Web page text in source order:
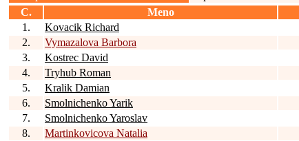
C.
Meno
1.
Kovacik Richard
2.
Vymazalova Barbora
3.
Kostrec David
4.
Tryhub Roman
5.
Kralik Damian
6.
Smolnichenko Yarik
7.
Smolnichenko Yaroslav
8.
Martinkovicova Natalia